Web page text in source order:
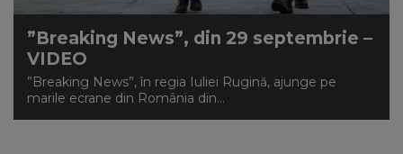
”Breaking News”, din 29 septembrie –
VIDEO
”Breaking News”, în regia Iuliei Rugină, ajunge pe
marile ecrane din România din...